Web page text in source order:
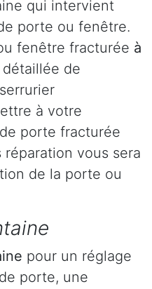
qui intervient
porte ou fenêtre.
fenêtre fracturée à
de
à votre
porte fracturée
vous sera
de la porte ou
pour un réglage
porte, une